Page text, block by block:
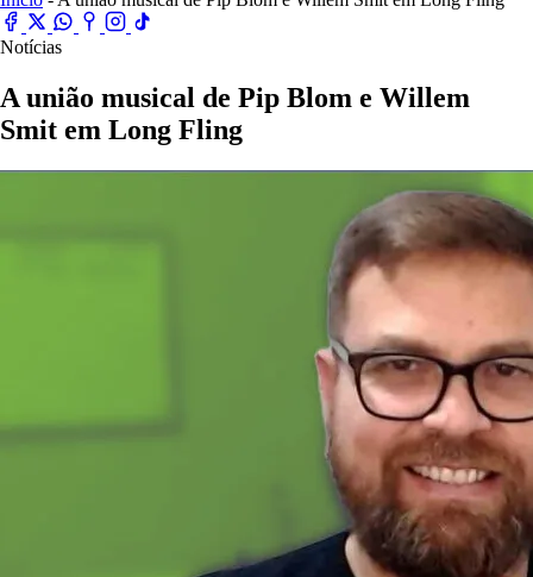
Notícias
A união musical de Pip Blom e Willem
Smit em Long Fling